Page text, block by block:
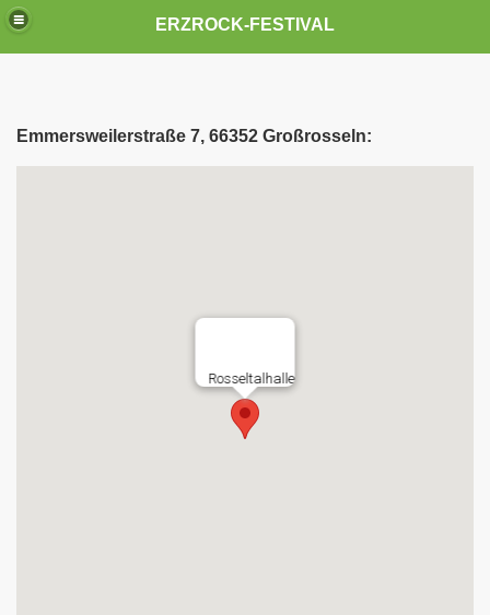
ERZROCK-FESTIVAL
Emmersweilerstraße 7, 66352 Großrosseln: